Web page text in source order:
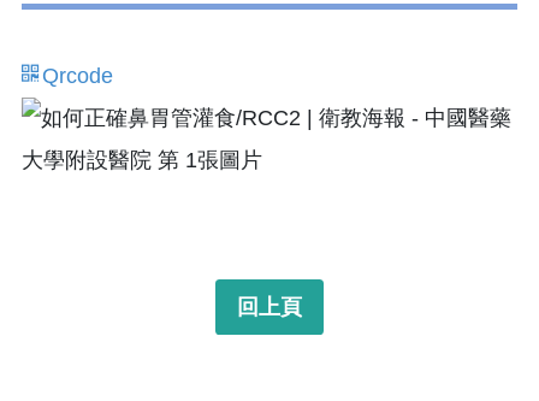
Qrcode
回上頁